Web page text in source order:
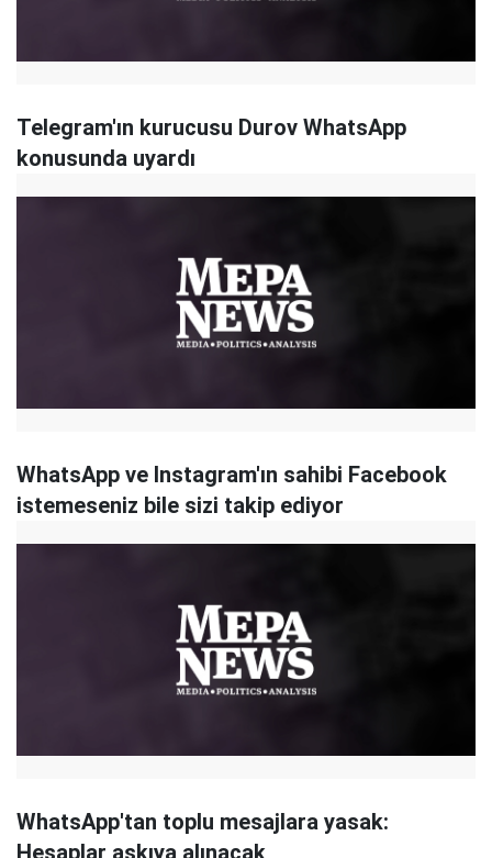
Telegram'ın kurucusu Durov WhatsApp
konusunda uyardı
WhatsApp ve Instagram'ın sahibi Facebook
istemeseniz bile sizi takip ediyor
WhatsApp'tan toplu mesajlara yasak:
Hesaplar askıya alınacak